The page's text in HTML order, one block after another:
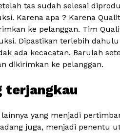
tas sudah selesai
Karena apa ? Karena
ke pelanggan. Tim
Dipastikan terlebih
ada kecacatan. Barulah
dikirimkan ke pelanggan.
terjangkau
yang menjadi
juga, menjadi penentu